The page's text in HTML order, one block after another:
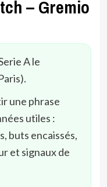
– Gremio
A le
une phrase
utiles :
buts encaissés,
et signaux de